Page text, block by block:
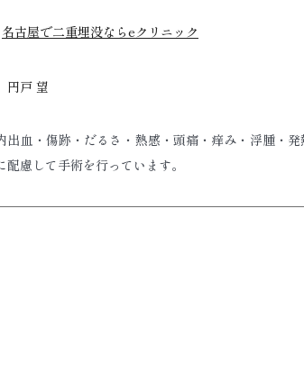
名古屋で二重埋没ならeクリニック
円戸 望
出血・傷跡・だるさ・熱感・頭痛・痒み・浮腫・
配慮して手術を行っています。